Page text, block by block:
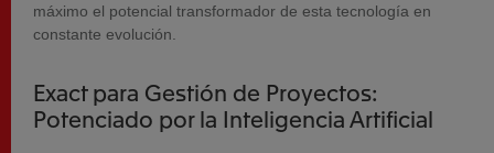
máximo el potencial transformador de esta tecnología en
constante evolución.
Exact para Gestión de Proyectos:
Potenciado por la Inteligencia Artificial